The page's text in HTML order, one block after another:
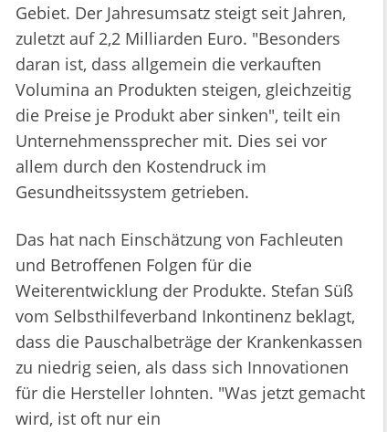
Gebiet. Der Jahresumsatz steigt seit Jahren,
zuletzt auf 2,2 Milliarden Euro. "Besonders
daran ist, dass allgemein die verkauften
Volumina an Produkten steigen, gleichzeitig
die Preise je Produkt aber sinken", teilt ein
Unternehmenssprecher mit. Dies sei vor
allem durch den Kostendruck im
Gesundheitssystem getrieben.
Das hat nach Einschätzung von Fachleuten
und Betroffenen Folgen für die
Weiterentwicklung der Produkte. Stefan Süß
vom Selbsthilfeverband Inkontinenz beklagt,
dass die Pauschalbeträge der Krankenkassen
zu niedrig seien, als dass sich Innovationen
für die Hersteller lohnten. "Was jetzt gemacht
wird, ist oft nur ein